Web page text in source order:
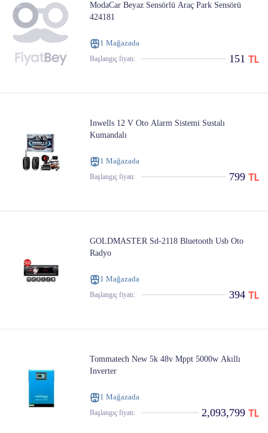
ModaCar Beyaz Sensörlü Araç Park Sensörü
424181
1 Mağazada
Başlangıç ​​fiyatı: 151
Inwells 12 V Oto Alarm Sistemi Sustalı
Kumandalı
1 Mağazada
Başlangıç ​​fiyatı: 799
GOLDMASTER Sd-2118 Bluetooth Usb Oto
Radyo
1 Mağazada
Başlangıç ​​fiyatı: 394
Tommatech New 5k 48v Mppt 5000w Akıllı
Inverter
1 Mağazada
Başlangıç ​​fiyatı: 2,093,799